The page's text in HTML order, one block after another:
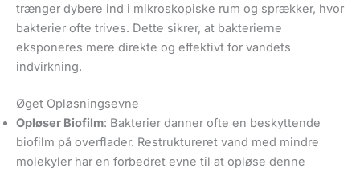
trænger dybere ind i mikroskopiske rum og sprækker, hvor
bakterier ofte trives. Dette sikrer, at bakterierne
eksponeres mere direkte og effektivt for vandets
indvirkning.
Øget Opløsningsevne
Opløser Biofilm: Bakterier danner ofte en beskyttende
biofilm på overflader. Restruktureret vand med mindre
molekyler har en forbedret evne til at opløse denne